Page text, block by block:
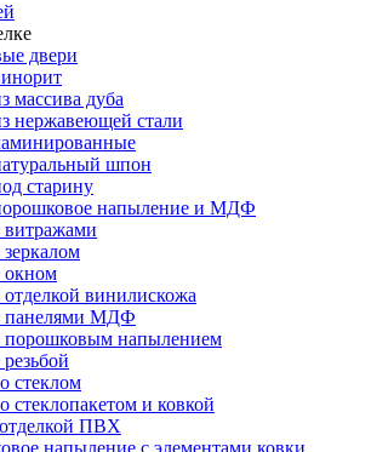
двери
массива дуба
нержавеющей стали
шпон
старину
напыление и МДФ
витражами
окном
винилискожа
панелями МДФ
порошковым напылением
стеклом
стеклопакетом и ковкой
ПВХ
напыление с элементами ковки